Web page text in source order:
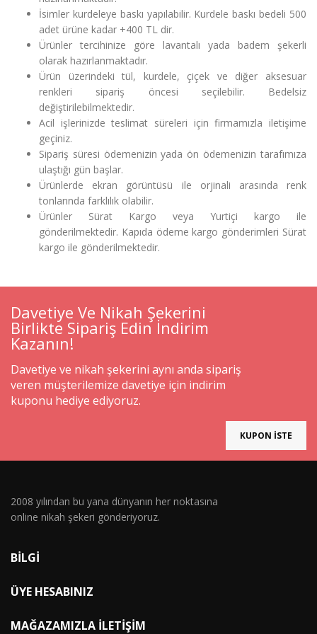
İsimler kurdeleye baskı yapılabilir. Kurdele baskı bedeli 500
adet ürüne kadar +400 TL dir.
Ürünler tercihinize göre lavantalı yada badem şekerli
olarak hazırlanmaktadır.
Ürün üzerindeki tül, kurdele, çiçek ve diğer aksesuar
renkleri sipariş öncesi seçilebilir. Bedelsiz
değiştirilebilmektedir.
Acil işlerinizde teslimat süreleri için firmamızla iletişime
geçiniz.
Sipariş süresi ödemenizin yada ön ödemenizin tarafımıza
ulaştığı gün başlar.
Ürünlerde ekran görüntüsü ile orjinali arasında renk
tonlarında farklılık olabilir.
Ürünler Sürat Kargo veya Yurtiçi kargo ile
gönderilmektedir. Kapıda ödeme kargo gönderimleri Sürat
kargo ile gönderilmektedir.
Davetiye Ve Nikah Şekerini
Birlikte Sipariş Edin İndirim
Kazanın!
Davetiye ve nikah şekerini aynı anda sipariş
veren müşterilemize davetiye için indirim
kuponu hediye ediyoruz.
KUPON İSTE
2008 yılından bu yana dünyanın her noktasına
online nikah şekeri gönderiyoruz.
BILGI
ÜYE HESABINIZ
MAĞAZAMIZLA İLETIŞIM